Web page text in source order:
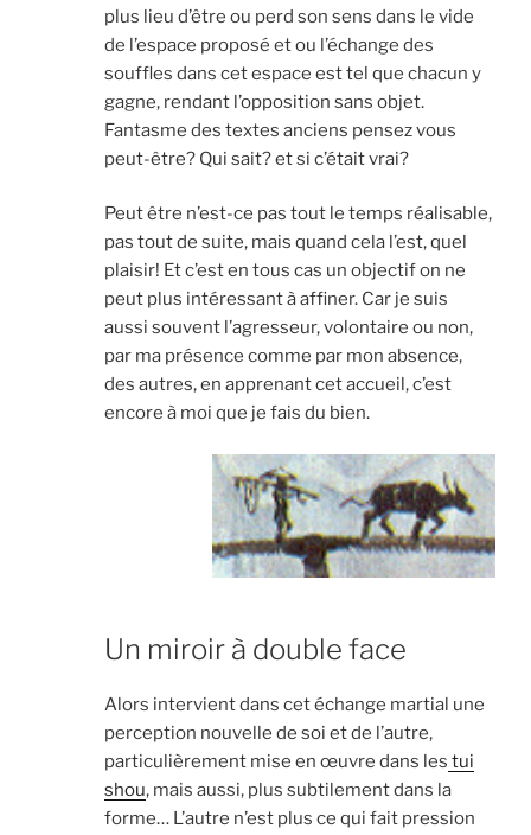
plus lieu d’être ou perd son sens dans le vide
de l’espace proposé et ou l’échange des
souffles dans cet espace est tel que chacun y
gagne, rendant l’opposition sans objet.
Fantasme des textes anciens pensez vous
peut-être? Qui sait? et si c’était vrai?
Peut être n’est-ce pas tout le temps réalisable,
pas tout de suite, mais quand cela l’est, quel
plaisir! Et c’est en tous cas un objectif on ne
peut plus intéressant à affiner. Car je suis
aussi souvent l’agresseur, volontaire ou non,
par ma présence comme par mon absence,
des autres, en apprenant cet accueil, c’est
encore à moi que je fais du bien.
Un miroir à double face
Alors intervient dans cet échange martial une
perception nouvelle de soi et de l’autre,
particulièrement mise en œuvre dans les tui
shou, mais aussi, plus subtilement dans la
forme… L’autre n’est plus ce qui fait pression